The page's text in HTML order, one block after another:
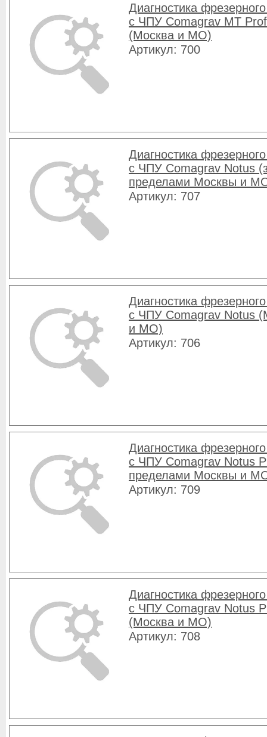
Диагностика
с ЧПУ Comagrav MT
(Москва и МО)
Артикул: 700
Диагностика
с ЧПУ Comagrav Notus
пределами Москвы и
Артикул: 707
Диагностика
с ЧПУ Comagrav Notus
и МО)
Артикул: 706
Диагностика
с ЧПУ Comagrav Notus
пределами Москвы и
Артикул: 709
Диагностика
с ЧПУ Comagrav Notus
(Москва и МО)
Артикул: 708